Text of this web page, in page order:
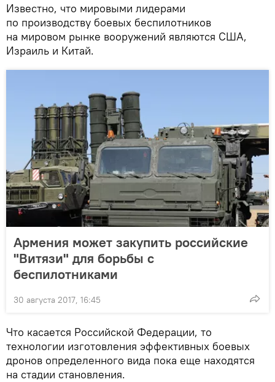
Известно, что мировыми лидерами
по производству боевых беспилотников
на мировом рынке вооружений являются США,
Израиль и Китай.
Армения может закупить российские
"Витязи" для борьбы с
беспилотниками
30 августа 2017, 16:45
Что касается Российской Федерации, то
технологии изготовления эффективных боевых
дронов определенного вида пока еще находятся
на стадии становления.